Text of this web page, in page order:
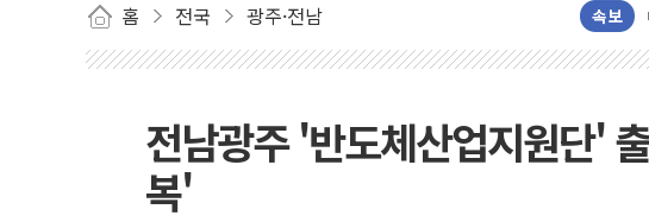
홈 전국 광주·전남 속보
전남광주 '반도체산업지원단'
복'